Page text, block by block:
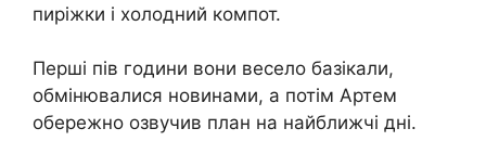
пиріжки і холодний компот.
Перші пів години вони весело базікали,
обмінювалися новинами, а потім Артем
обережно озвучив план на найближчі дні.